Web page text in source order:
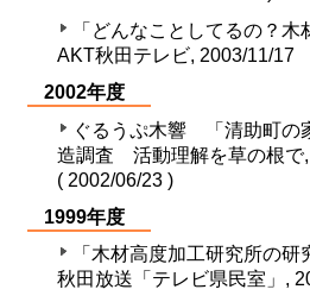
「どんなことしてるの？木
AKT秋田テレビ, 2003/11/17
2002年度
ぐるうぷ木響 「清助町の
造調査 活動理解を草の根で,
( 2002/06/23 )
1999年度
「木材高度加工研究所の
秋田放送「テレビ県民室」,